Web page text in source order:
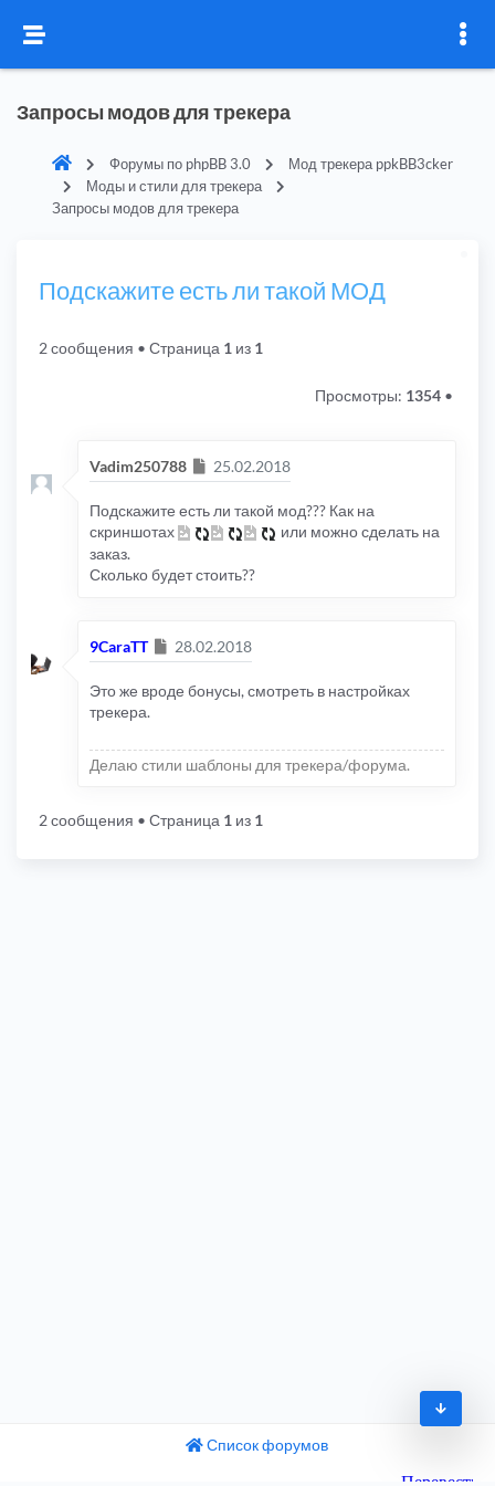
Запросы модов для трекера
Форумы по phpBB 3.0
Мод трекера ppkBB3cker
Моды и стили для трекера
Запросы модов для трекера
Подскажите есть ли такой МОД
2 сообщения • Страница 1 из 1
Просмотры: 1354 •
Vadim250788 Сообщение
25.02.2018
Подскажите есть ли такой мод??? Как на
скриншотах
или можно сделать на
заказ.
Сколько будет стоить??
9CaraTT Сообщение
28.02.2018
Это же вроде бонусы, смотреть в настройках
трекера.
Делаю стили шаблоны для трекера/форума.
2 сообщения • Страница 1 из 1
Список форумов